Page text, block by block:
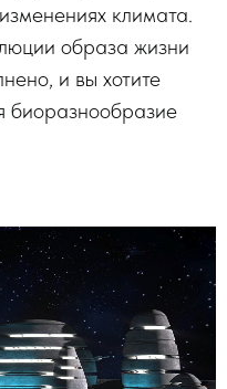
климата.
образа жизни
и вы хотите
биоразнообразие